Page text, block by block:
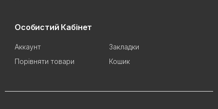
Особистий Кабінет
Аккаунт
Закладки
Порівняти товари
Кошик